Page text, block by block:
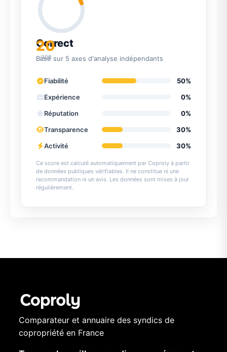
20
/100
Correct
Basé sur 5 axes d'analyse indépendants
Fiabilité
50%
Expérience
0%
Réputation
0%
Transparence
30%
Activité
30%
Ce score est calculé automatiquement par Coproly à partir
de données publiques vérifiables. Il ne constitue ni une
recommandation ni un avis. Les données sont mises à jour
régulièrement.
Comparateur et annuaire des syndics de
copropriété en France